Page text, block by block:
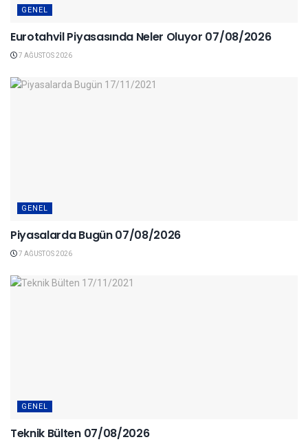
GENEL
Eurotahvil Piyasasında Neler Oluyor 07/08/2026
7 AĞUSTOS 2026
GENEL
Piyasalarda Bugün 07/08/2026
7 AĞUSTOS 2026
GENEL
Teknik Bülten 07/08/2026